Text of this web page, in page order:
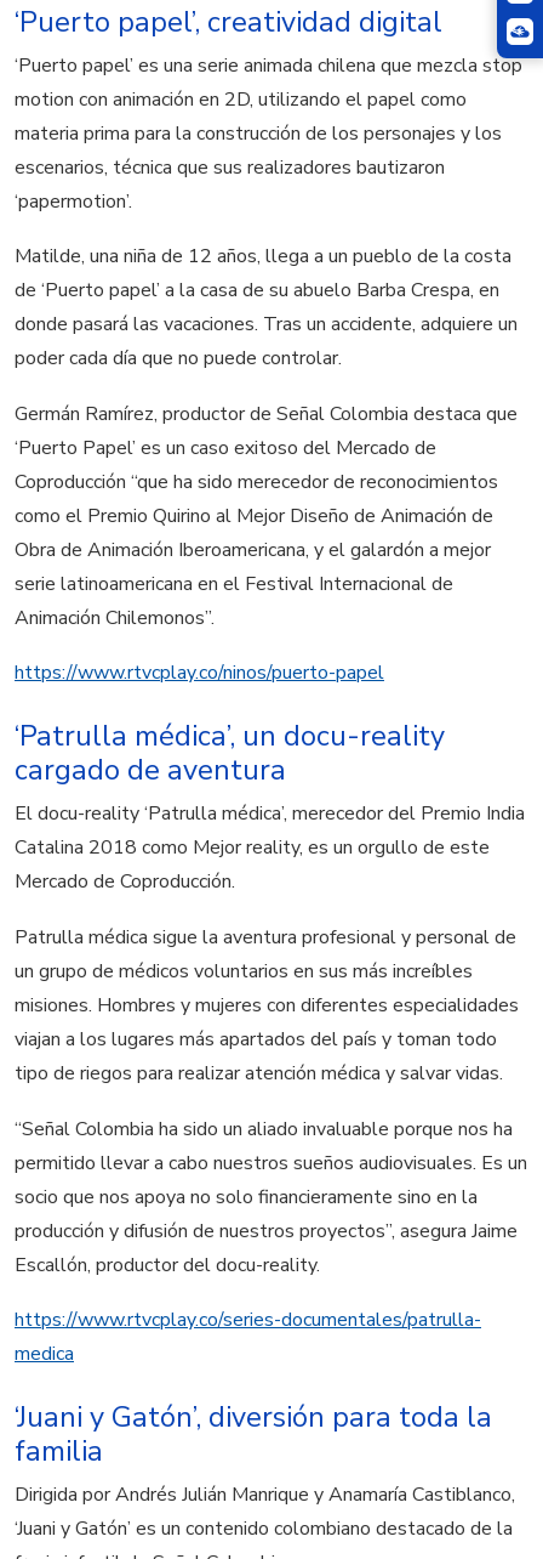
‘Puerto papel’, creatividad digital
‘Puerto papel’ es una serie animada chilena que mezcla stop
motion con animación en 2D, utilizando el papel como
materia prima para la construcción de los personajes y los
escenarios, técnica que sus realizadores bautizaron
‘papermotion’. ​
Matilde, una niña de 12 años, llega a un pueblo de la costa
de ‘Puerto papel’ a la casa de su abuelo Barba Crespa, en
donde pasará las vacaciones. Tras un accidente, adquiere un
poder cada día que no puede controlar.
Germán Ramírez, productor de Señal Colombia destaca que
‘Puerto Papel’ es un caso exitoso del Mercado de
Coproducción “que ha sido merecedor de reconocimientos
como el Premio Quirino al Mejor Diseño de Animación de
Obra de Animación Iberoamericana, y el galardón a mejor
serie latinoamericana en el Festival Internacional de
Animación Chilemonos”.
https://www.rtvcplay.co/ninos/puerto-papel
‘Patrulla médica’, un docu-reality
cargado de aventura
El docu-reality ‘Patrulla médica’, merecedor del Premio India
Catalina 2018 como Mejor reality, es un orgullo de este
Mercado de Coproducción.
Patrulla médica sigue la aventura profesional y personal de
un grupo de médicos voluntarios en sus más increíbles
misiones. Hombres y mujeres con diferentes especialidades
viajan a los lugares más apartados del país y toman todo
tipo de riegos para realizar atención médica y salvar vidas.
“Señal Colombia ha sido un aliado invaluable porque nos ha
permitido llevar a cabo nuestros sueños audiovisuales. Es un
socio que nos apoya no solo financieramente sino en la
producción y difusión de nuestros proyectos”, asegura Jaime
Escallón, productor del docu-reality.
https://www.rtvcplay.co/series-documentales/patrulla-
medica
‘Juani y Gatón’, diversión para toda la
familia
Dirigida por Andrés Julián Manrique y Anamaría Castiblanco,
‘Juani y Gatón’ es un contenido colombiano destacado de la